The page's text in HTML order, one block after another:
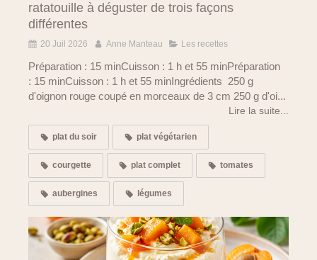
ratatouille à déguster de trois façons
différentes
20 Juil 2026 Anne Manteau Les recettes
Préparation : 15 minCuisson : 1 h et 55 minPréparation
: 15 minCuisson : 1 h et 55 minIngrédients 250 g
d'oignon rouge coupé en morceaux de 3 cm 250 g d'oi...
Lire la suite...
plat du soir plat végétarien
courgette plat complet tomates
aubergines légumes